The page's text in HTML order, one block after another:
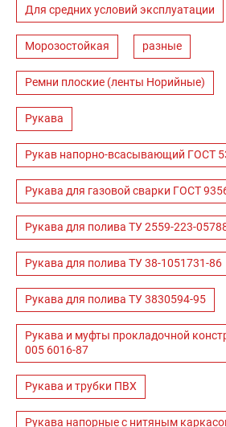
Для средних условий эксплуатации
Морозостойкая разные
Ремни плоские (ленты Норийные)
Рукава
Рукав напорно-всасывающий ГОСТ
Рукава для газовой сварки ГОСТ
Рукава для полива ТУ 2559-223-
Рукава для полива ТУ 38-1051731-86
Рукава для полива ТУ 3830594-95
Рукава и муфты прокладочной
005 6016-87
Рукава и трубки ПВХ
Рукава напорные с нитяным